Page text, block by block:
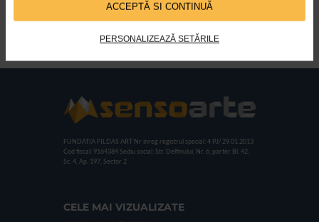
ACCEPTĂ SI CONTINUĂ
PERSONALIZEAZĂ SETĂRILE
Durata si fervoare I
FUNDATIA FILDAS ART Nr inreg registrul special: 4 PJ/ 29.01.2013
Cod fiscal: 9164384 Sediu social: Str. Delfinului, Nr. 6, parter Bl. 42,
Sc. 4, Ap. 197, Sector 2
CELE MAI VIZUALIZATE